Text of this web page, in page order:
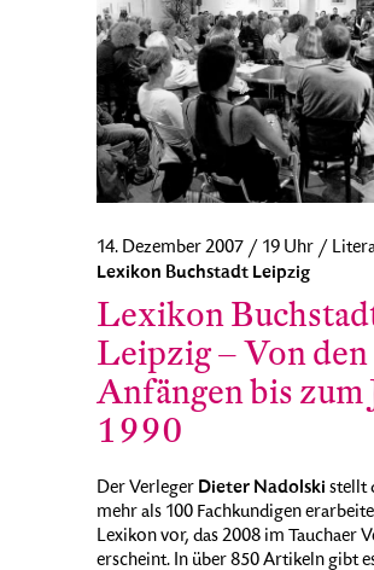
14. Dezember 2007 / 19 Uhr /
Lexikon Buchstadt Leipzig
Lexikon
Leipzig – Von den
Anfängen bis zum
1990
Der Verleger Dieter Nadolski stellt
mehr als 100 Fachkundigen
Lexikon vor, das 2008 im Tauchaer
erscheint. In über 850 Artikeln gibt